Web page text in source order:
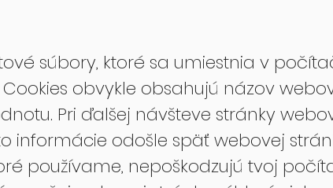
súbory, ktoré sa umiestnia v
obvykle obsahujú názov
Pri ďalšej návšteve stránky
informácie odošle späť webovej
používame, nepoškodzujú tvoj